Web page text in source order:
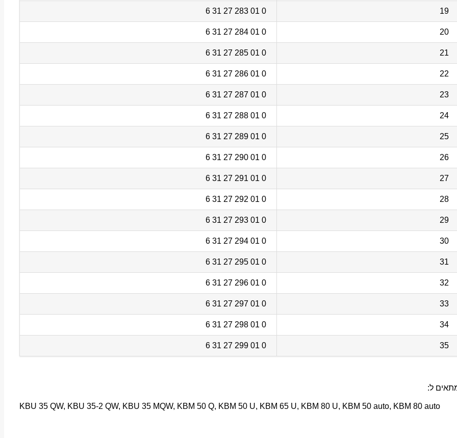
19
0 01 283 27 31 6
20
0 01 284 27 31 6
21
0 01 285 27 31 6
22
0 01 286 27 31 6
23
0 01 287 27 31 6
24
0 01 288 27 31 6
25
0 01 289 27 31 6
26
0 01 290 27 31 6
27
0 01 291 27 31 6
28
0 01 292 27 31 6
29
0 01 293 27 31 6
30
0 01 294 27 31 6
31
0 01 295 27 31 6
32
0 01 296 27 31 6
33
0 01 297 27 31 6
34
0 01 298 27 31 6
35
0 01 299 27 31 6
ל:
KBU 35 QW, KBU 35-2 QW, KBU 35 MQW, KBM 50 Q, KBM 50 U, KBM 65 U, KBM 80 U, KBM 50 auto, KBM 80 auto